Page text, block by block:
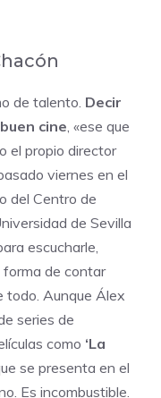
de talento. Decir
cine, «ese que
el propio director
viernes en el
del Centro de
de Sevilla
escucharle,
forma de contar
todo. Aunque Álex
series de
como ‘La
se presenta en el
Es incombustible.